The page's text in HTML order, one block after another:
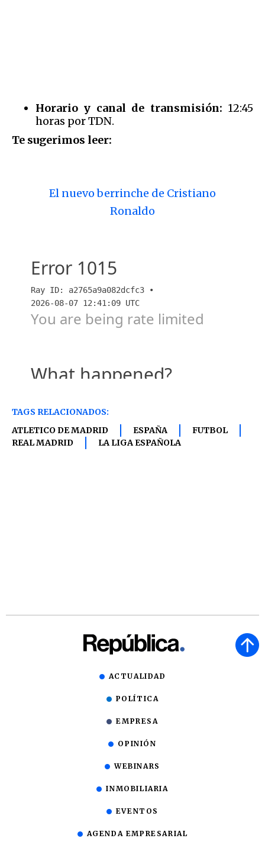
Horario y canal de transmisión: 12:45
horas por TDN.
Te sugerimos leer:
El nuevo berrinche de Cristiano
Ronaldo
TAGS RELACIONADOS:
ATLETICO DE MADRID
ESPAÑA
FUTBOL
REAL MADRID
LA LIGA ESPAÑOLA
ACTUALIDAD
POLÍTICA
EMPRESA
OPINIÓN
WEBINARS
INMOBILIARIA
EVENTOS
AGENDA EMPRESARIAL